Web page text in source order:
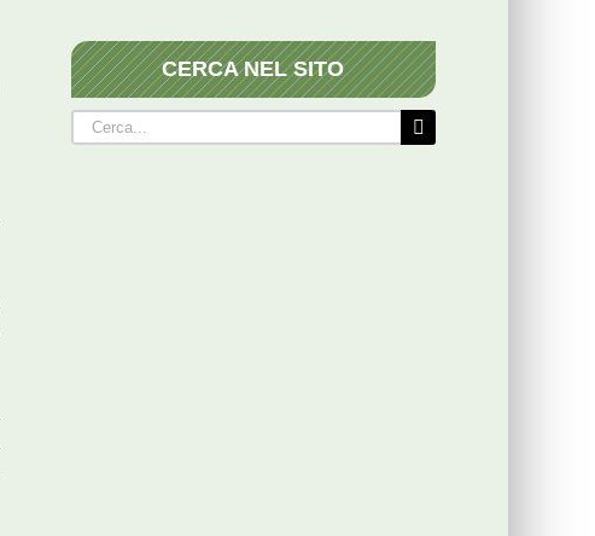
CERCA NEL SITO
Cerca
per: